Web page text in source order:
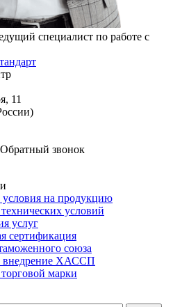
специалист по работе с
11
Обратный звонок
условия на продукцию
условий
услуг
сертификация
союза
внедрение ХАССП
марки